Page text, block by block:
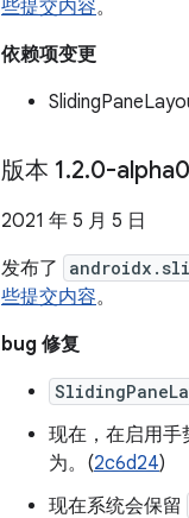
些提交内容。
依赖项变更
版本 1.2.0-
2021 年 5 月 5 日
发布了
些提交内容。
bug 修复
现在，在启用手
为。(2c6d24)
现在系统会保留